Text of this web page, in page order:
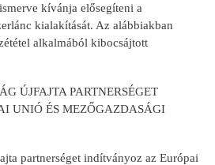
kívánja elősegíteni a
kialakítását. Az alábbiakban
alkalmából kibocsájtott
ÚJFAJTA PARTNERSÉGET
UNIÓ ÉS MEZŐGAZDASÁGI
partnerséget indítványoz az Európai